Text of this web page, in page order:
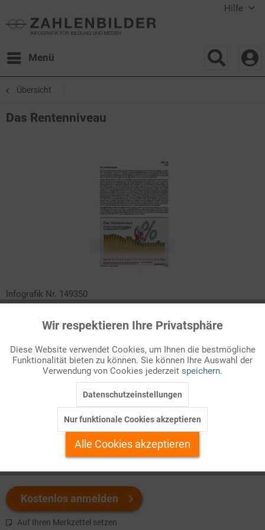
Hilfe
Menü
Übersicht
Das Rentenniveau
Infografik Nr. 149350
Zwischen den Verdiensten der aktiven Beschäftigten und der
Höhe der Renten im Alter besteht ein deutlicher Abstand. Das
Rentenniveau ist ein standardisiertes Maß für das Verhältnis
zwischen beiden. Sehen Sie, wie es sich in den letzten 20 Jahren
entwickelt hat!
Welchen Download brauchen Sie?
s/w-Version
Kostenlos anmelden
Auf Ihren Merkzettel setzen
Funktionale Aktiv
Marketing Inaktiv
Personalisierung Inaktiv
Service
Wir respektieren Ihre Privatsphäre
Diese Website verwendet Cookies, um Ihnen die bestmögliche
Funktionalität bieten zu können. Sie können Ihre Auswahl der
Verwendung von Cookies jederzeit speichern.
Datenschutzeinstellungen
Nur funktionale Cookies akzeptieren
Alle Cookies akzeptieren